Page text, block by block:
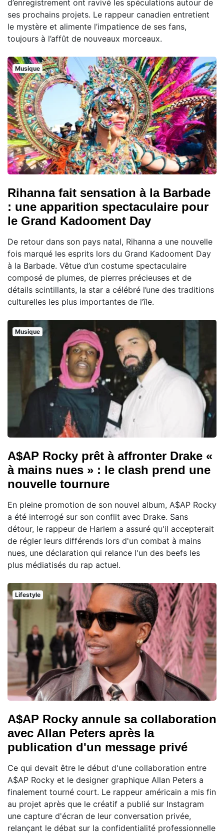
d’enregistrement ont ravivé les spéculations autour de
ses prochains projets. Le rappeur canadien entretient
le mystère et alimente l’impatience de ses fans,
toujours à l’affût de nouveaux morceaux.
Musique
Rihanna fait sensation à la Barbade
: une apparition spectaculaire pour
le Grand Kadooment Day
De retour dans son pays natal, Rihanna a une nouvelle
fois marqué les esprits lors du Grand Kadooment Day
à la Barbade. Vêtue d’un costume spectaculaire
composé de plumes, de pierres précieuses et de
détails scintillants, la star a célébré l’une des traditions
culturelles les plus importantes de l’île.
Musique
A$AP Rocky prêt à affronter Drake «
à mains nues » : le clash prend une
nouvelle tournure
En pleine promotion de son nouvel album, A$AP Rocky
a été interrogé sur son conflit avec Drake. Sans
détour, le rappeur de Harlem a assuré qu'il accepterait
de régler leurs différends lors d'un combat à mains
nues, une déclaration qui relance l'un des beefs les
plus médiatisés du rap actuel.
Lifestyle
A$AP Rocky annule sa collaboration
avec Allan Peters après la
publication d'un message privé
Ce qui devait être le début d'une collaboration entre
A$AP Rocky et le designer graphique Allan Peters a
finalement tourné court. Le rappeur américain a mis fin
au projet après que le créatif a publié sur Instagram
une capture d'écran de leur conversation privée,
relançant le débat sur la confidentialité professionnelle